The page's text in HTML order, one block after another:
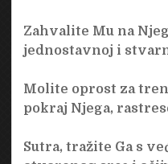
Zahvalite Mu na
jednostavnoj i
Molite oprost za
pokraj Njega,
Sutra, tražite Ga s